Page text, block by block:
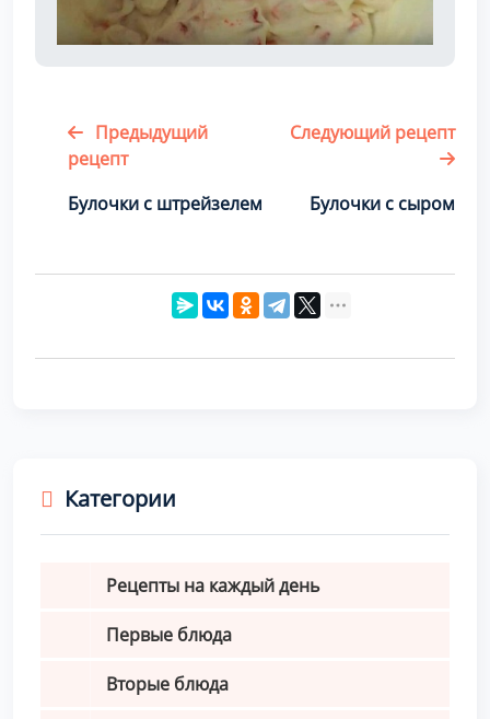
Предыдущий
рецепт
Булочки с штрейзелем
Следующий рецепт
Булочки с сыром
Категории
Рецепты на каждый день
Первые блюда
Вторые блюда